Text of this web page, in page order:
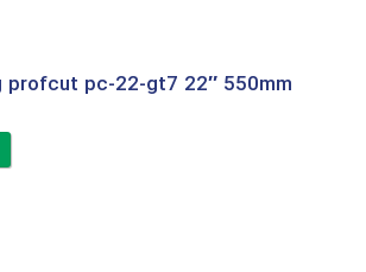
profcut pc-22-gt7 22″ 550mm